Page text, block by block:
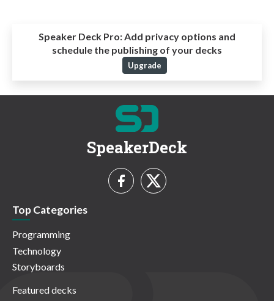
Speaker Deck Pro:Add privacy options and
schedule the publishing of your decks
Upgrade
SpeakerDeck
Top Categories
Programming
Technology
Storyboards
Featured decks